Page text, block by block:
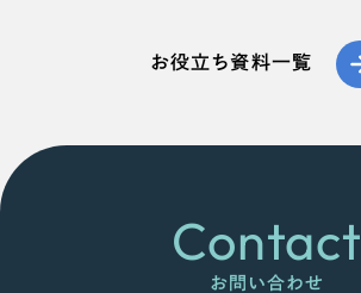
お役立ち資料一覧
Contact
お問い合わせ